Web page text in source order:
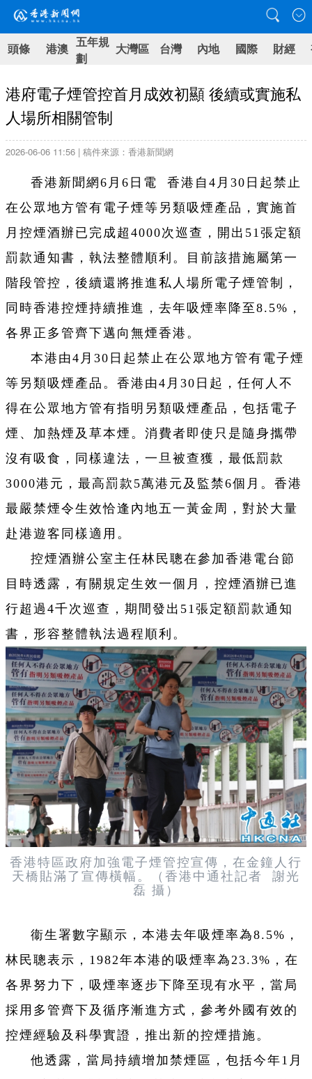
頭條 港澳 五年規
劃
大灣區 台灣 內地 國際 財經
港府電子煙管控首月成效初顯 後續或實施私
人場所相關管制
2026-06-06 11:56 | 稿件來源：香港新聞網
香港新聞網6月6日電 香港自4月30日起禁止
在公眾地方管有電子煙等另類吸煙產品，實施首
月控煙酒辦已完成超4000次巡查，開出51張定額
罰款通知書，執法整體順利。目前該措施屬第一
階段管控，後續還將推進私人場所電子煙管制，
同時香港控煙持續推進，去年吸煙率降至8.5%，
各界正多管齊下邁向無煙香港。
本港由4月30日起禁止在公眾地方管有電子煙
等另類吸煙產品。香港由4月30日起，任何人不
得在公眾地方管有指明另類吸煙產品，包括電子
煙、加熱煙及草本煙。消費者即使只是隨身攜帶
沒有吸食，同樣違法，一旦被查獲，最低罰款
3000港元，最高罰款5萬港元及監禁6個月。香港
最嚴禁煙令生效恰逢內地五一黃金周，對於大量
赴港遊客同樣適用。
控煙酒辦公室主任林民聰在參加香港電台節
目時透露，有關規定生效一個月，控煙酒辦已進
行超過4千次巡查，期間發出51張定額罰款通知
書，形容整體執法過程順利。
香港特區政府加強電子煙管控宣傳，在金鐘人行
天橋貼滿了宣傳橫幅。（香港中通社記者 謝光
磊 攝）
衞生署數字顯示，本港去年吸煙率為8.5%，
林民聰表示，1982年本港的吸煙率為23.3%，在
各界努力下，吸煙率逐步下降至現有水平，當局
採用多管齊下及循序漸進方式，參考外國有效的
控煙經驗及科學實證，推出新的控煙措施。
他透露，當局持續增加禁煙區，包括今年1月